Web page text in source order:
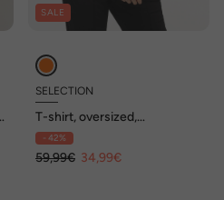
SALE
SELECTION
T-shirt, oversized,
watervalhals, korte mouwen
- 42%
59,99€ 34,99€